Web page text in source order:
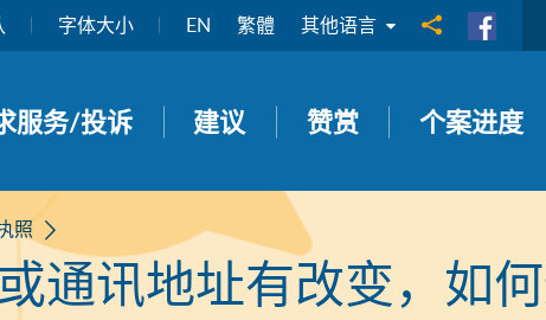
字体大小 EN 繁體 其他语言 分享到
服务/投诉 建议 赞赏 个案进度
照
通讯地址有改变，如